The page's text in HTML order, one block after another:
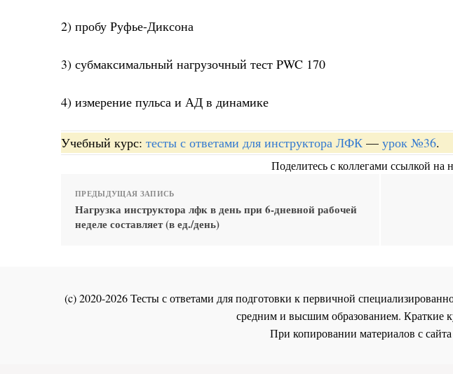
2) пробу Руфье-Диксона
3) субмаксимальный нагрузочный тест PWC 170
4) измерение пульса и АД в динамике
Учебный курс: тесты с ответами для инструктора ЛФК — урок №36.
Поделитесь с коллегами ссылкой на
ПРЕДЫДУЩАЯ ЗАПИСЬ
Нагрузка инструктора лфк в день при 6-дневной рабочей
неделе составляет (в ед./день)
(c) 2020-2026 Тесты с ответами для подготовки к первичной
средним и высшим образованием. Краткие
При копировании материалов с